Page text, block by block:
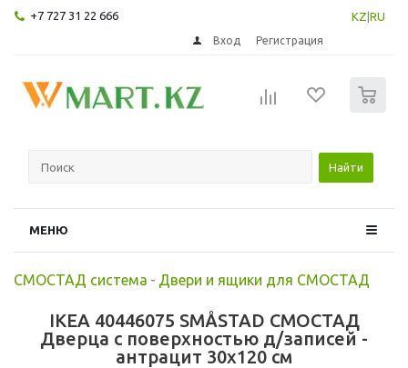
+7 727 31 22 666 KZ RU
Вход Регистрация
Найти
МЕНЮ
СМОСТАД система - Двери и ящики для СМОСТАД
IKEA 40446075 SMÅSTAD СМОСТАД
Дверца с поверхностью д/записей -
антрацит 30x120 см